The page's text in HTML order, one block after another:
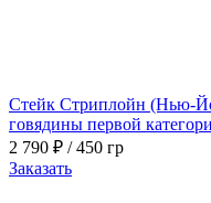
Стейк Стриплойн (Нью-
говядины первой
2 790 ₽ / 450 гр
Заказать